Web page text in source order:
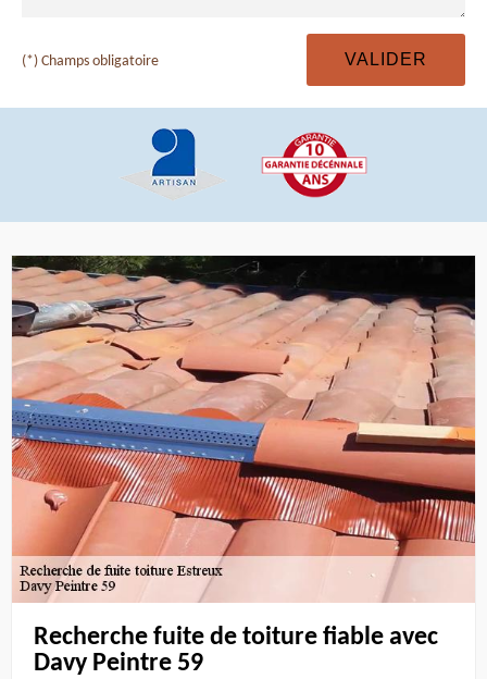
(*) Champs obligatoire
Recherche fuite de toiture fiable avec
Davy Peintre 59